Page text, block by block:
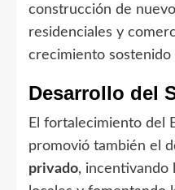
construcción de
residenciales y
crecimiento
Desarrollo del
El fortalecimiento del
promovió también el
privado, incentivando